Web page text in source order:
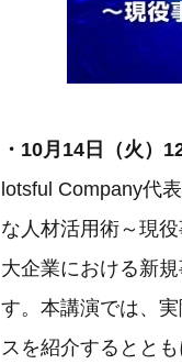
・10月14日（火）
lotsful Company代
な人材活用術～現
大企業における新
す。本講演では、
スを紹介するとと